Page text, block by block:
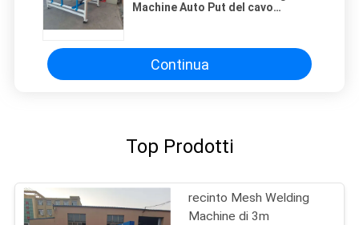
Machine Auto Put del cavo
Continua
Top Prodotti
recinto Mesh Welding
Machine di 3m